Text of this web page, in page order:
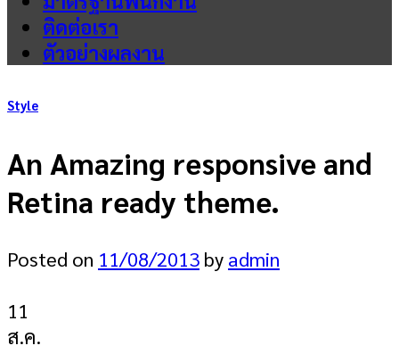
ติดต่อเรา
ตัวอย่างผลงาน
Style
An Amazing responsive and
Retina ready theme.
Posted on 11/08/2013 by admin
11
ส.ค.